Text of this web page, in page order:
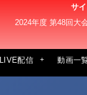
サ
2024年度 第48回大
LIVE配信 動画一